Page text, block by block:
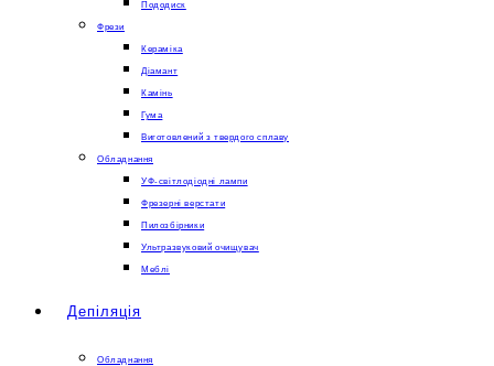
Пододиск
Фрези
Кераміка
Діамант
Камінь
Гума
Виготовлений з твердого сплаву
Обладнання
УФ-світлодіодні лампи
Фрезерні верстати
Пилозбірники
Ультразвуковий очищувач
Меблі
Депіляція
Обладнання